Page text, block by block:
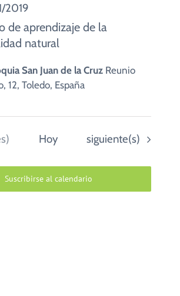
2019
de aprendizaje de la
natural
San Juan de la Cruz Reunio
12, Toledo, España
Hoy Eventos
siguiente(s)
Suscribirse al calendario